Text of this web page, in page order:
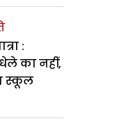
:
का नहीं,
स्कूल